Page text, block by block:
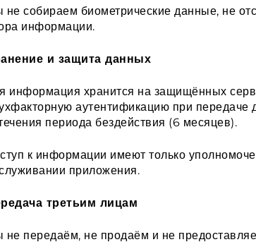
собираем биометрические данные, не
информации.
и защита данных
информация хранится на защищённых
аутентификацию при передаче
периода бездействия (6 месяцев).
к информации имеют только
приложения.
третьим лицам
не передаём, не продаём и не